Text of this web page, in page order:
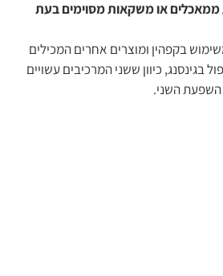
ממאכלים או משקאות מסוימים בעת
בקפהין ומוצרים אחרים המכילים
בגינסנג, כיוון ששני המרכיבים עשויים
השני.